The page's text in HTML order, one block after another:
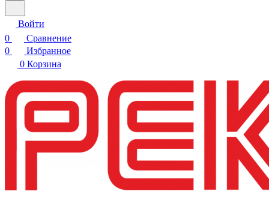
Войти
0
Сравнение
0
Избранное
0 Корзина